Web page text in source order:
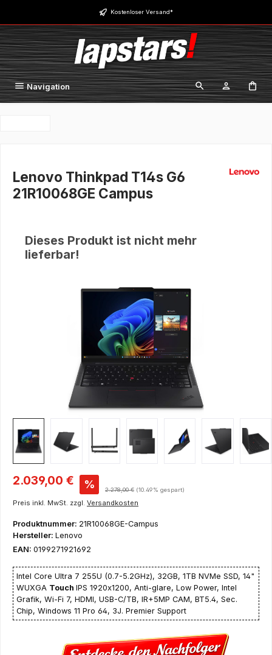
Zum Hauptinhalt springen Kostenloser Versand*
Navigation
Lenovo Thinkpad T14s G6
21R10068GE Campus
Dieses Produkt ist nicht mehr
lieferbar!
Bildergalerie überspringen
Verkaufspreis:
2.039,00 € % Regulärer Preis:
2.278,00 € (10.49% gespart)
Preis inkl. MwSt. zzgl. Versandkosten
Produktnummer: 21R10068GE-Campus
Hersteller: Lenovo
EAN: 0199271921692
Intel Core Ultra 7 255U (0.7-5.2GHz), 32GB, 1TB NVMe SSD, 14"
WUXGA Touch IPS 1920x1200, Anti-glare, Low Power, Intel
Grafik, Wi-Fi 7, HDMI, USB-C/TB, IR+5MP CAM, BT5.4, Sec.
Chip, Windows 11 Pro 64, 3J. Premier Support